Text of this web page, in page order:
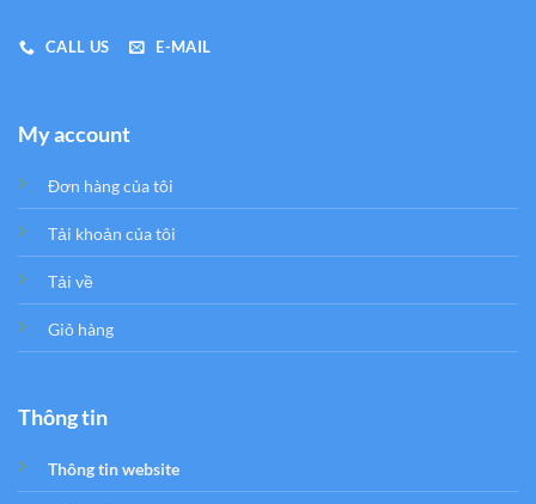
CALL US E-MAIL
My account
Đơn hàng của tôi
Tải khoản của tôi
Tải về
Giỏ hàng
Thông tin
Thông tin website